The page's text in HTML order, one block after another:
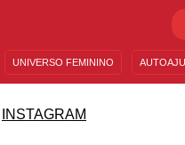
UNIVERSO FEMININO
INSTAGRAM